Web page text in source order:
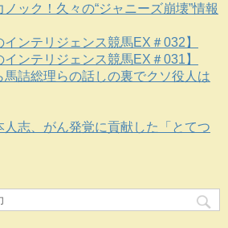
ック！久々の“ジャニーズ崩壊”情報
インテリジェンス競馬EX＃032】
インテリジェンス競馬EX＃031】
馬詰総理らの話しの裏でクソ役人は
人志、がん発覚に貢献した「とてつ